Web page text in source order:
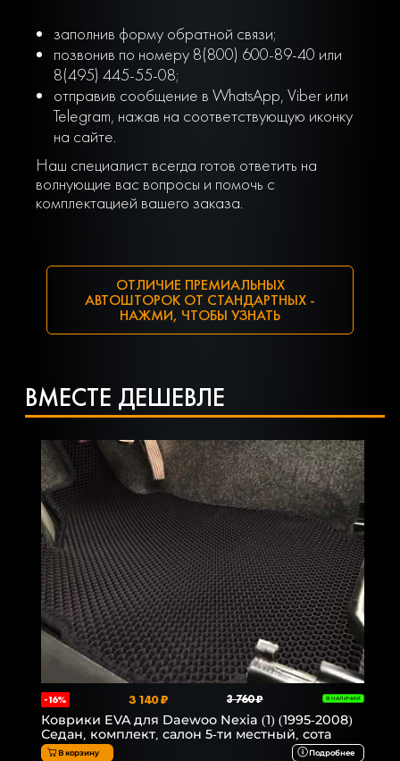
заполнив форму обратной связи;
позвонив по номеру 8(800) 600-89-40 или
8(495) 445-55-08;
отправив сообщение в WhatsApp, Viber или
Telegram, нажав на соответствующую иконку
на сайте.
Наш специалист всегда готов ответить на
волнующие вас вопросы и помочь с
комплектацией вашего заказа.
ОТЛИЧИЕ ПРЕМИАЛЬНЫХ
АВТОШТОРОК ОТ СТАНДАРТНЫХ -
НАЖМИ, ЧТОБЫ УЗНАТЬ
ВМЕСТЕ ДЕШЕВЛЕ
-16% 3 140 ₽ 3 760 ₽ В НАЛИЧИИ
Коврики EVA для Daewoo Nexia (1) (1995-2008)
Седан, комплект, салон 5-ти местный, сота
В корзину Подробнее